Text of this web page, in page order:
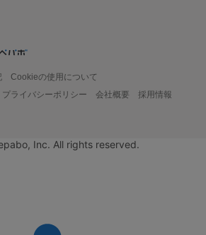
Cookieの使用について
プライバシーポリシー 会社概要
採用情報
Inc. All rights reserved.